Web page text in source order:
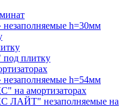
h=30мм
плитку
h=54мм
амортизаторах
незаполняемые на